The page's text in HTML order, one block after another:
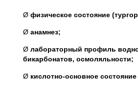
Ø физическое состояние
Ø анамнез;
Ø лабораторный профиль
бикарбонатов, осмоляльности;
Ø кислотно-основное